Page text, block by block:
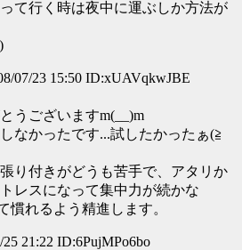
て行く時は夜中に運ぶしか方法が
07/23 15:50 ID:xUAVqkwJBE
うございますm(__)m
なかったです...試したかったぁ(≧
り付きがどうも苦手で、アタリか
レスになって集中力が続かな
慣れるよう精進します。
25 21:22 ID:6PujMPo6bo